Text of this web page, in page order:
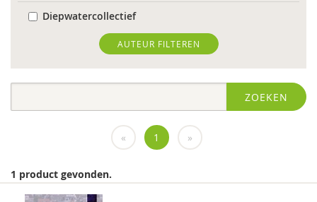
Diepwatercollectief
Diverse
Flenke
AUTEUR FILTEREN
ZOEKEN
« 1 »
1 product gevonden.